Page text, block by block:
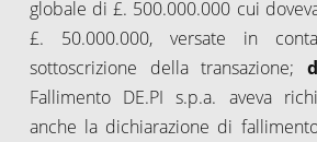
globale di £. 500.000.000 cui
£. 50.000.000, versate in
sottoscrizione della transazione;
Fallimento DE.PI s.p.a. aveva
anche la dichiarazione di